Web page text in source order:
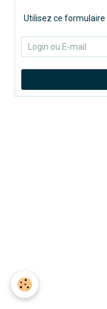
Utilisez ce formulaire